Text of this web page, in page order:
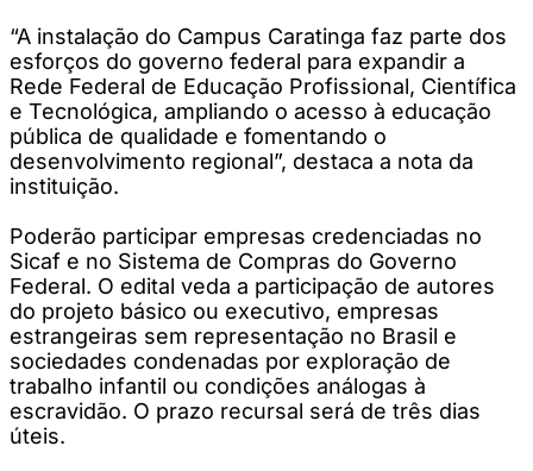
“A instalação do Campus Caratinga faz parte dos
esforços do governo federal para expandir a
Rede Federal de Educação Profissional, Científica
e Tecnológica, ampliando o acesso à educação
pública de qualidade e fomentando o
desenvolvimento regional”, destaca a nota da
instituição.
Poderão participar empresas credenciadas no
Sicaf e no Sistema de Compras do Governo
Federal. O edital veda a participação de autores
do projeto básico ou executivo, empresas
estrangeiras sem representação no Brasil e
sociedades condenadas por exploração de
trabalho infantil ou condições análogas à
escravidão. O prazo recursal será de três dias
úteis.